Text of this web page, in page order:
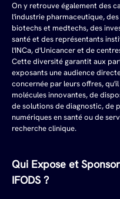
On y retrouve également des
l'industrie pharmaceutique,
biotechs et medtechs, des
santé et des représentants
l'INCa, d'Unicancer et de
Cette diversité garantit aux
exposants une audience
concernée par leurs offres, qu'il
molécules innovantes, de
de solutions de diagnostic, de
numériques en santé ou de
recherche clinique.
Qui Expose et
IFODS ?